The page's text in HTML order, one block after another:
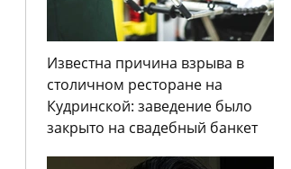
Известна причина взрыва в
столичном ресторане на
Кудринской: заведение было
закрыто на свадебный банкет